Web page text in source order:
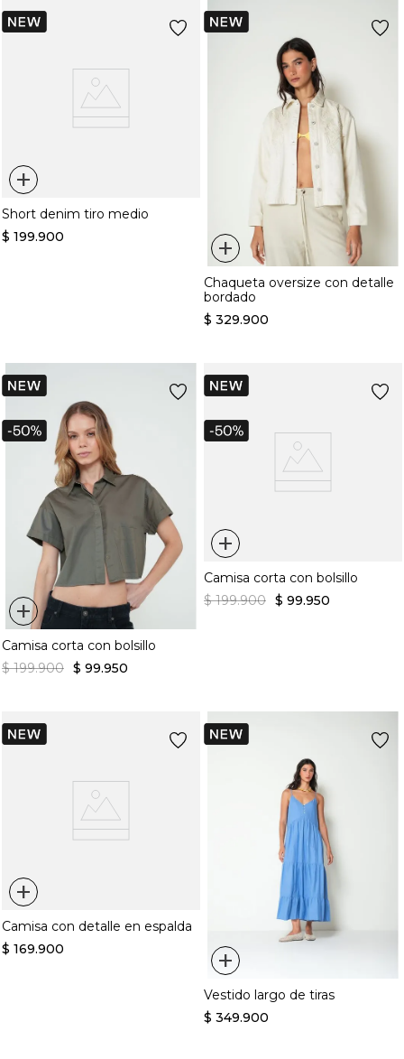
+
Short denim tiro medio
$ 199.900 +
Chaqueta oversize con detalle
bordado
$ 329.900
+
Camisa corta con bolsillo
$ 199.900 $ 99.950
+
Camisa corta con bolsillo
$ 199.900 $ 99.950
+
Camisa con detalle en espalda
$ 169.900 +
Vestido largo de tiras
$ 349.900